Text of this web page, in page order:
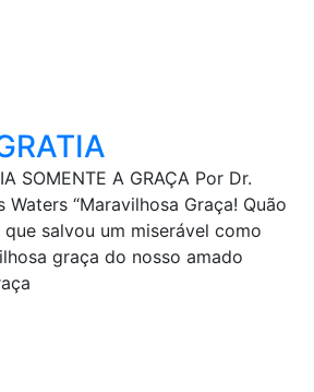
SOMENTE A GRAÇA Por Dr.
Waters “Maravilhosa Graça! Quão
salvou um miserável como
graça do nosso amado